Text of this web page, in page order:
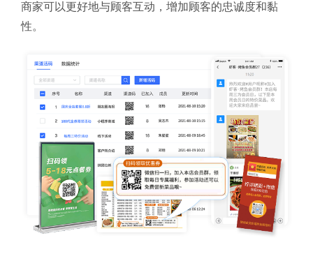
商家可以更好地与顾客互动，增加顾客的忠诚度和黏
性。